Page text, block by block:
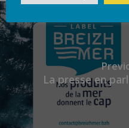
La presse en